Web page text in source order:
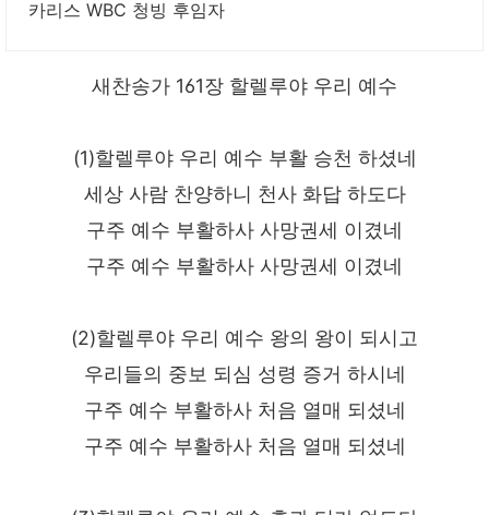
카리스 WBC 청빙 후임자
새찬송가 161장 할렐루야 우리 예수
(1)할렐루야 우리 예수 부활 승천 하셨네
세상 사람 찬양하니 천사 화답 하도다
구주 예수 부활하사 사망권세 이겼네
구주 예수 부활하사 사망권세 이겼네
(2)할렐루야 우리 예수 왕의 왕이 되시고
우리들의 중보 되심 성령 증거 하시네
구주 예수 부활하사 처음 열매 되셨네
구주 예수 부활하사 처음 열매 되셨네